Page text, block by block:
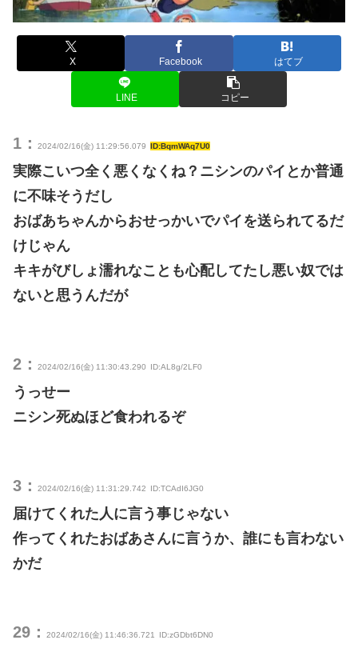
X Facebook はてブ
LINE コピー
1： 2024/02/16(金) 11:29:56.079 ID:BqmWAq7U0
実際こいつ全く悪くなくね？ニシンのパイとか普通
に不味そうだし
おばあちゃんからおせっかいでパイを送られてるだ
けじゃん
キキがびしょ濡れなことも心配してたし悪い奴では
ないと思うんだが
2： 2024/02/16(金) 11:30:43.290 ID:AL8g/2LF0
うっせー
ニシン死ぬほど食われるぞ
3： 2024/02/16(金) 11:31:29.742 ID:TCAdI6JG0
届けてくれた人に言う事じゃない
作ってくれたおばあさんに言うか、誰にも言わない
かだ
29： 2024/02/16(金) 11:46:36.721 ID:zGDbt6DN0